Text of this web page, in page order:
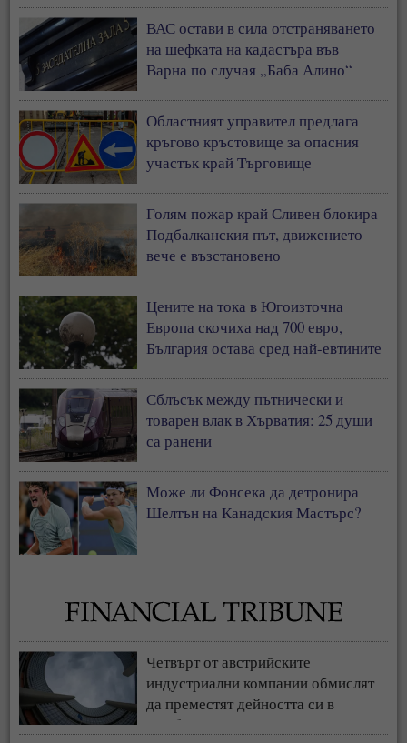
ВАС остави в сила отстраняването
на шефката на кадастъра във
Варна по случая „Баба Алино“
Областният управител предлага
кръгово кръстовище за опасния
участък край Търговище
Голям пожар край Сливен блокира
Подбалканския път, движението
вече е възстановено
Цените на тока в Югоизточна
Европа скочиха над 700 евро,
България остава сред най-евтините
Сблъсък между пътнически и
товарен влак в Хърватия: 25 души
са ранени
Може ли Фонсека да детронира
Шелтън на Канадския Мастърс?
Четвърт от австрийските
индустриални компании обмислят
да преместят дейността си в
чужбина